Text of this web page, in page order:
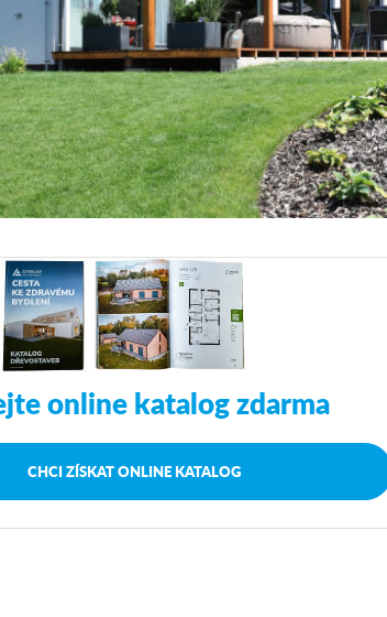
online katalog zdarma
CHCI ZÍSKAT ONLINE KATALOG